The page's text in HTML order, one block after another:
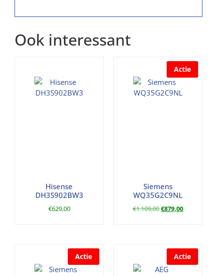
Ook interessant
Hisense
DH3S902BW3
€629,00
Actie
Siemens
WQ35G2C9NL
€1.109,00€879,00
Actie Actie